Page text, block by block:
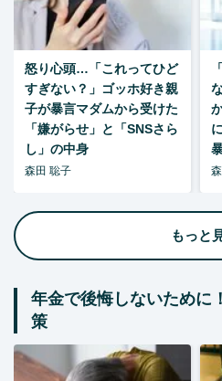
怒り心頭…「これってひど
すぎない？」ゴッホ好き親
子が暴言マダムから受けた
「嫌がらせ」と「SNSさら
し」の中身
森田 聡子
もっと
年金で後悔しないために
策